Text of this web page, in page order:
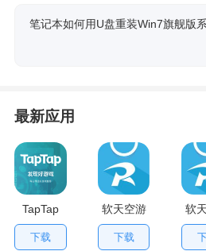
笔记本如何用U盘重装Win7旗舰版
最新应用
TapTap
V2.84.0
手机版
下载
软天空游
戏盒应用
下载
软
戏